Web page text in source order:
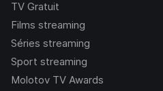
TV Gratuit
Films streaming
Séries streaming
Sport streaming
Molotov TV Awards